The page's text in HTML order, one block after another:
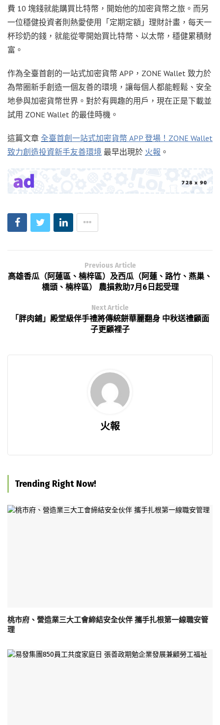
費 10 塊錢就能購買比特幣，開始他的加密貨幣之旅。而另
一位穩健投資者則熱愛使用「定期定額」理財計畫，每天一
杯珍奶的錢，就能從零開始買比特幣、以太幣，穩健累積財
富。
作為全臺首創的一站式加密貨幣 APP，ZONE Wallet 致力於
為幣圈新手創造一個友善的環境，讓每個人都能輕鬆、安全
地參與加密貨幣世界。對於有興趣的用戶，現在正是下載並
試用 ZONE Wallet 的最佳時機。
這篇文章 全臺首創一站式加密貨幣 APP 登場！ZONE Wallet
致力創造投資新手友善環境 最早出現於 火報 。
Previous Article
高雄香瓜（阿蓮區、楠梓區）及西瓜（阿蓮、路竹、燕巢、
橋頭、楠梓區） 農損救助7月6日起受理
Next Article
「胖肉鋪」殿堂級伴手禮將傳統餅華麗翻身 中秋送禮顧面
子更顧裡子
火報
Trending Right Now!
桃市府、營造業三大工會締結安全伙伴 攜手扎根第一線職安管
理